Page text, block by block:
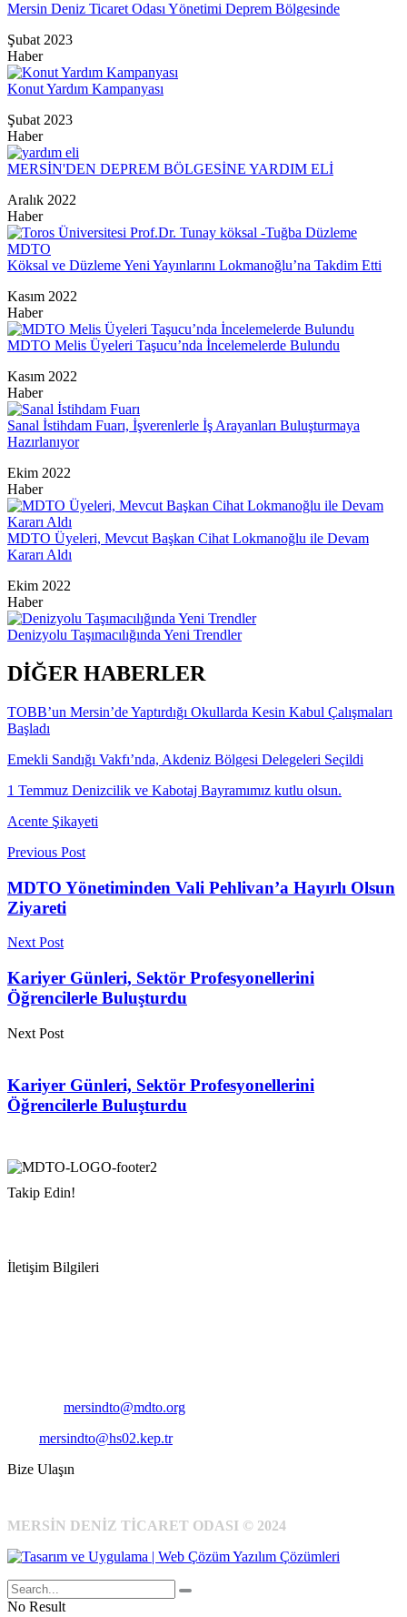
Mersin Deniz Ticaret Odası Yönetimi Deprem Bölgesinde
Şubat 2023
Haber
Konut Yardım Kampanyası
Şubat 2023
Haber
MERSİN'DEN DEPREM BÖLGESİNE YARDIM ELİ
Aralık 2022
Haber
Köksal ve Düzleme Yeni Yayınlarını Lokmanoğlu’na Takdim Etti
Kasım 2022
Haber
MDTO Melis Üyeleri Taşucu’nda İncelemelerde Bulundu
Kasım 2022
Haber
Sanal İstihdam Fuarı, İşverenlerle İş Arayanları Buluşturmaya
Hazırlanıyor
Ekim 2022
Haber
MDTO Üyeleri, Mevcut Başkan Cihat Lokmanoğlu ile Devam
Kararı Aldı
Ekim 2022
Haber
Denizyolu Taşımacılığında Yeni Trendler
DİĞER HABERLER
TOBB’un Mersin’de Yaptırdığı Okullarda Kesin Kabul Çalışmaları
Başladı
Emekli Sandığı Vakfı’nda, Akdeniz Bölgesi Delegeleri Seçildi
1 Temmuz Denizcilik ve Kabotaj Bayramımız kutlu olsun.
Acente Şikayeti
Previous Post
MDTO Yönetiminden Vali Pehlivan’a Hayırlı Olsun
Ziyareti
Next Post
Kariyer Günleri, Sektör Profesyonellerini
Öğrencilerle Buluşturdu
Next Post
Kariyer Günleri, Sektör Profesyonellerini
Öğrencilerle Buluşturdu
Takip Edin!
İletişim Bilgileri
mersindto@mdto.org
mersindto@hs02.kep.tr
Bize Ulaşın
MERSİN DENİZ TİCARET ODASI © 2024
No Result